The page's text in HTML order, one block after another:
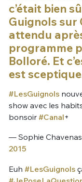
c’était bien
Guignols sur
attendu
programme
Bolloré. Et
est
#LesGuignols
show avec les
bonsoir #Canal+
— Sophie
2015
Euh #LesGuignols